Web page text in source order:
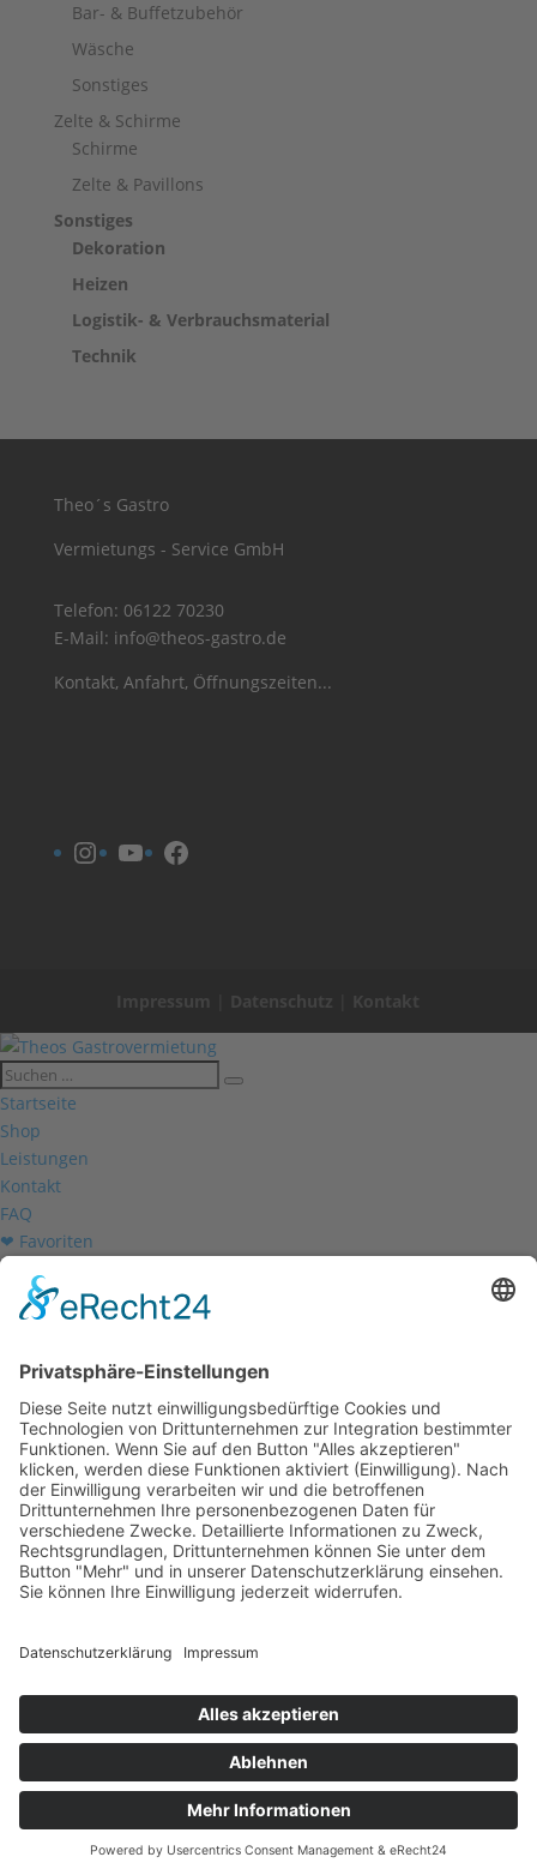
Bar- & Buffetzubehör
Wäsche
Sonstiges
Zelte & Schirme
Schirme
Zelte & Pavillons
Sonstiges
Dekoration
Heizen
Logistik- & Verbrauchsmaterial
Technik
Theo´s Gastro
Vermietungs - Service GmbH
Telefon: 06122 70230
E-Mail: info@theos-gastro.de
Kontakt, Anfahrt, Öffnungszeiten...
Instagram
YouTubeFacebook
Impressum Datenschutz Kontakt
Startseite
Shop
Leistungen
Kontakt
FAQ
❤ Favoriten
Mein Konto
Betriebsferien
Wir befinden uns vom
19.12.2025 bis einschließlich 07.01.2026
in unseren Betriebsferien.
In dieser Zeit werden Anfragen
weiterhin bearbeitet, allerdings
kann es zu Verzögerungen bei der